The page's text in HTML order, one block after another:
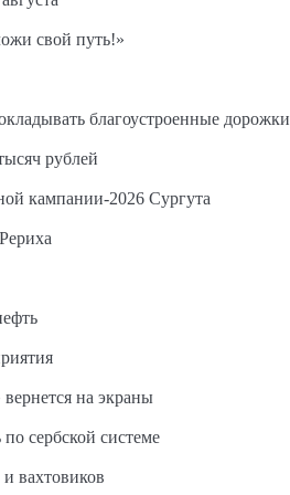
свой путь!»
благоустроенные дорожки
рублей
кампании-2026 Сургута
на экраны
сербской системе
вахтовиков